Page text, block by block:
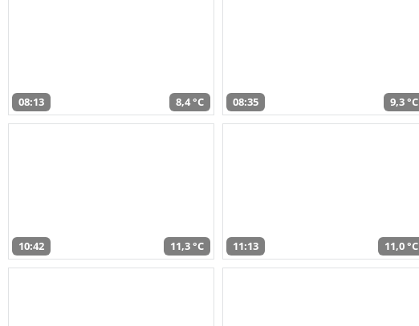
08:13 8,4 °C 08:35 9,3 °C
10:42 11,3 °C 11:13 11,0 °C